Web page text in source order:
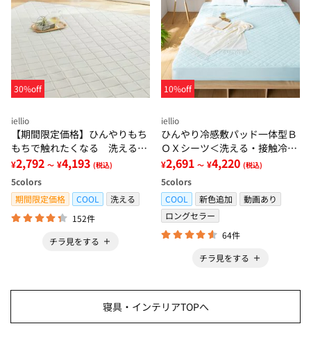
30%off
iellio
【期間限定価格】ひんやりもち
もちで触れたくなる 洗えるラ
グ＜低反発・滑りにくい・接触
冷感・防ダニ・カーペット＞
¥2,792 ～ ¥4,193 (税込)
5colors
期間限定価格
COOL
洗える
152件
チラ見をする
10%off
iellio
ひんやり冷感敷パッド一体型Ｂ
ＯＸシーツ＜洗える・接触冷
感・抗菌防臭・時短・家事楽・
ボックスシーツ・寝苦しさ対策
＞
¥2,691 ～ ¥4,220 (税込)
5colors
COOL
新色追加
動画あり
ロングセラー
64件
チラ見をする
寝具・インテリアTOPへ